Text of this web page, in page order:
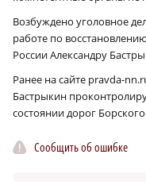
Возбуждено уголовное
работе по
России Александру
Ранее на сайте pravda-
Бастрыкин
состоянии дорог
Сообщить об ошибке